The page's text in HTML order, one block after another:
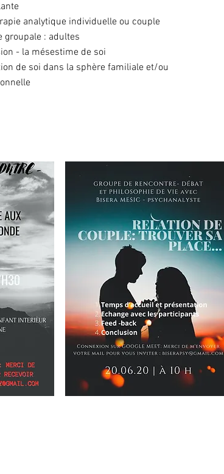
analytique individuelle ou couple
groupale : adultes
- la mésestime de soi
de soi dans la sphère familiale et/ou